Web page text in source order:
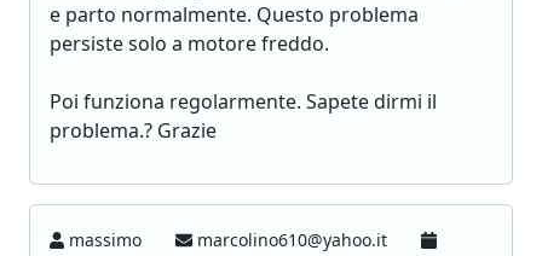
e parto normalmente. Questo problema
persiste solo a motore freddo.
Poi funziona regolarmente. Sapete dirmi il
problema.? Grazie
massimo
marcolino610@yahoo.it